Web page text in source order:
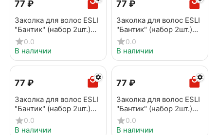
‍77‍ ₽
Заколка для волос ESLI
"Бантик" (набор 2шт.)
EH027
0.0
В наличии
‍77‍ ₽
Заколка для волос ESLI
"Бантик" (набор 2шт.)
EH028
0.0
В наличии
‍77‍ ₽
Заколка для волос ESLI
"Бантик" (набор 2шт.)
EH029
0.0
В наличии
‍77‍ ₽
Заколка для волос ESLI
"Бантик" (набор 2шт.)
EH047
0.0
В наличии